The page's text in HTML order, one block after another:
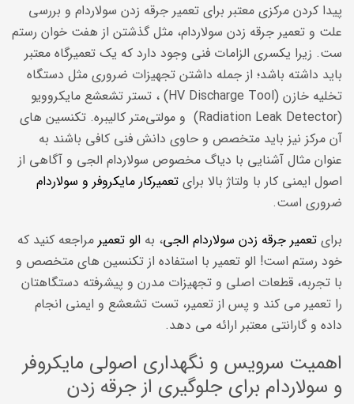
پیدا کردن مرکزی معتبر برای تعمیر جرقه زدن سولاردام و بررسی
علت و تعمیر جرقه زدن سولاردام، مثل گذشتن از هفت خوان رستم
ست. زیرا یکسری الزامات فنی وجود دارد که یک تعمیرگاه معتبر
باید داشته باشد؛ از جمله داشتن تجهیزات ضروری مثل دستگاه
تخلیه خازن (HV Discharge Tool) ، تستر تشعشع مایکروویو
(Radiation Leak Detector) و مولتی‌متر کالیبره. تکنسین های
آن مرکز نیز باید متخصص و حاوی دانش فنی کافی باشند به
عنوان مثال آشنایی با دیاگ مخصوص سولاردام الجی و آگاهی از
اصول ایمنی کار با ولتاژ بالا برای تعمیرکار مایکروفر و سولاردام
ضروری است.
برای تعمیر جرقه زدن سولاردام الجی، به الو تعمیر مراجعه کنید که
خود رستم است! الو تعمیر با استفاده از تکنسین های متخصص و
با تجربه، قطعات اصلی و تجهیزات مدرن و پیشرفته دستگاهتان
را تعمیر می کند و پس از تعمیر، تست تشعشع و ایمنی انجام
داده و گارانتی معتبر ارائه می دهد.
اهمیت سرویس و نگهداری اصولی مایکروفر
و سولاردام برای جلوگیری از جرقه زدن